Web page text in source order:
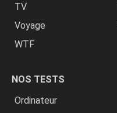
TV
Voyage
WTF
NOS TESTS
Ordinateur